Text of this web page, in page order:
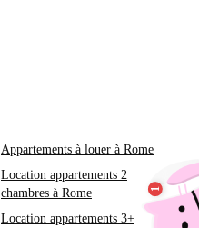
Appartements à louer à Rome
Location appartements 2
chambres à Rome
Location appartements 3+